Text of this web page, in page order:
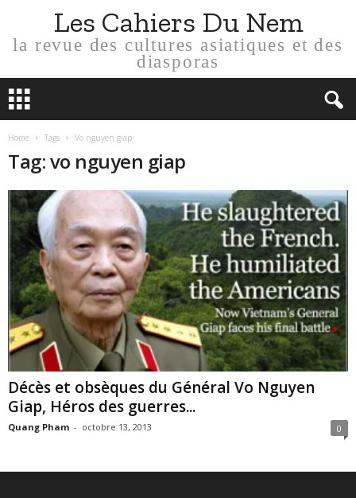
Les Cahiers Du Nem
la revue des cultures asiatiques et des
diasporas
Home Tags Vo nguyen giap
Tag: vo nguyen giap
Décès et obsèques du Général Vo Nguyen
Giap, Héros des guerres...
Quang Pham - octobre 13, 2013 0